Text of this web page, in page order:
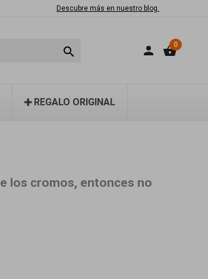
Descubre más en nuestro blog.
 person shopping_basket0
REGALO ORIGINAL
los cromos, entonces no